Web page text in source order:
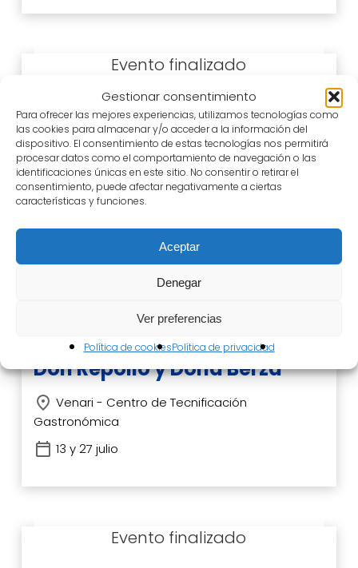
Gestionar consentimiento
Para ofrecer las mejores experiencias, utilizamos tecnologías como
las cookies para almacenar y/o acceder a la información del
dispositivo. El consentimiento de estas tecnologías nos permitirá
procesar datos como el comportamiento de navegación o las
identificaciones únicas en este sitio. No consentir o retirar el
consentimiento, puede afectar negativamente a ciertas
características y funciones.
Aceptar
Denegar
Ver preferencias
Política de cookiesPolítica de privacidad
Gastronomía
Duelos y Quebrantos
Venari - Centro de Tecnificación
Gastronómica
12 y 26 julio
Gastronomía
Don Repollo y Doña Berza
Venari - Centro de Tecnificación
Gastronómica
13 y 27 julio